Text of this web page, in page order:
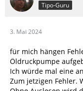
Tipo-Guru
3. Mai 2024
für mich hängen
Öldruckpumpe
Ich würde mal eine
Zum jetzigen Fehler.